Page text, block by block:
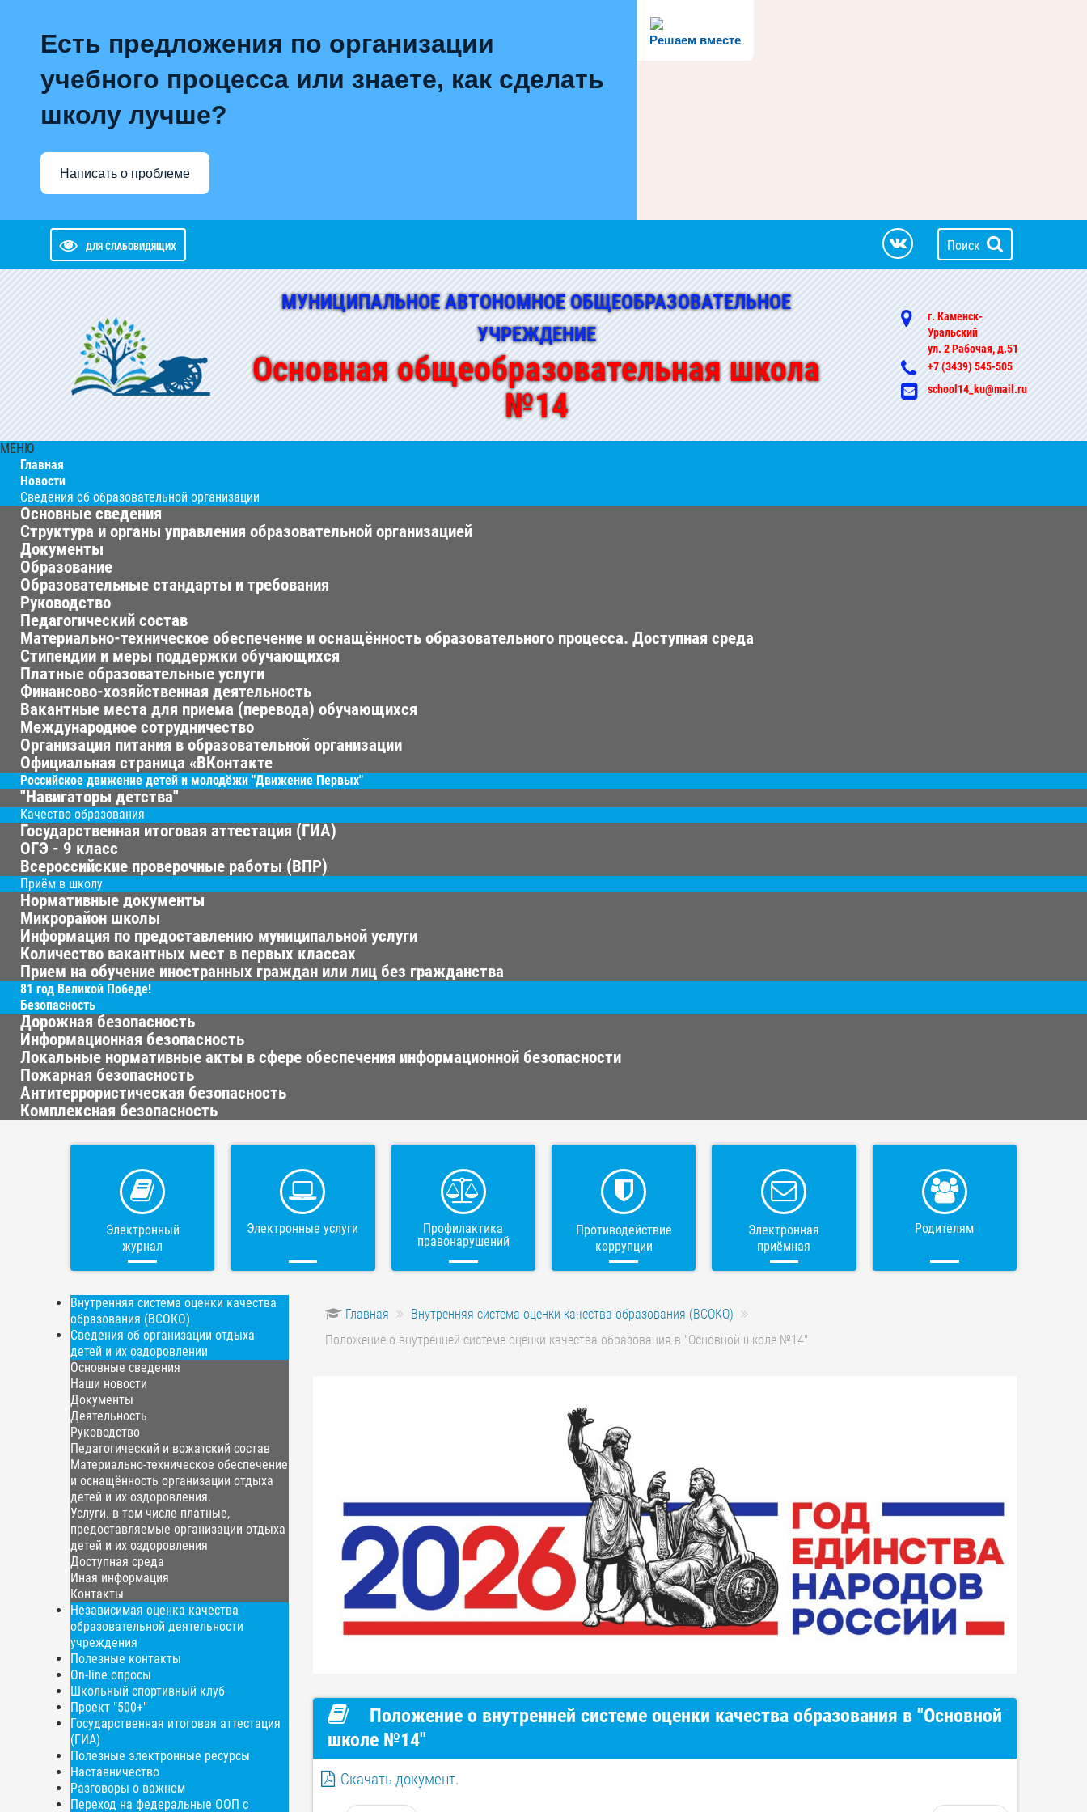
Решаем вместе
Есть предложения по организации
учебного процесса или знаете, как сделать
школу лучше?
Написать о проблеме
ДЛЯ СЛАБОВИДЯЩИХ Поиск
МУНИЦИПАЛЬНОЕ АВТОНОМНОЕ ОБЩЕОБРАЗОВАТЕЛЬНОЕ
УЧРЕЖДЕНИЕ
Основная общеобразовательная школа
№14
г. Каменск-
Уральский
ул. 2 Рабочая, д.51
+7 (3439) 545-505
school14_ku@mail.ru
МЕНЮ
Главная
Новости
Сведения об образовательной организации
Основные сведения
Структура и органы управления образовательной организацией
Документы
Образование
Образовательные стандарты и требования
Руководство
Педагогический состав
Материально-техническое обеспечение и оснащённость образовательного процесса. Доступная среда
Стипендии и меры поддержки обучающихся
Платные образовательные услуги
Финансово-хозяйственная деятельность
Вакантные места для приема (перевода) обучающихся
Международное сотрудничество
Организация питания в образовательной организации
Официальная страница «ВКонтакте
Российское движение детей и молодёжи "Движение Первых"
"Навигаторы детства"
Качество образования
Государственная итоговая аттестация (ГИА)
ОГЭ - 9 класс
Всероссийские проверочные работы (ВПР)
Приём в школу
Нормативные документы
Микрорайон школы
Информация по предоставлению муниципальной услуги
Количество вакантных мест в первых классах
Прием на обучение иностранных граждан или лиц без гражданства
81 год Великой Победе!
Безопасность
Дорожная безопасность
Информационная безопасность
Локальные нормативные акты в сфере обеспечения информационной безопасности
Пожарная безопасность
Антитеррористическая безопасность
Комплексная безопасность
Электронный
журнал
Электронные услуги
Профилактика
правонарушений
Противодействие
коррупции
Электронная
приёмная
Родителям
Внутренняя система оценки качества
образования (ВСОКО)
Сведения об организации отдыха
детей и их оздоровлении
Основные сведения
Наши новости
Документы
Деятельность
Руководство
Педагогический и вожатский состав
Материально-техническое обеспечение
и оснащённость организации отдыха
детей и их оздоровления.
Услуги. в том числе платные,
предоставляемые организации отдыха
детей и их оздоровления
Доступная среда
Иная информация
Контакты
Независимая оценка качества
образовательной деятельности
учреждения
Полезные контакты
On-line опросы
Школьный спортивный клуб
Проект "500+"
Государственная итоговая аттестация
(ГИА)
Полезные электронные ресурсы
Наставничество
Разговоры о важном
Переход на федеральные ООП с
Главная
Внутренняя система оценки качества образования (ВСОКО)
Положение о внутренней системе оценки качества образования в "Основной школе №14"
Положение о внутренней системе оценки качества образования в "Основной
школе №14"
Скачать документ.